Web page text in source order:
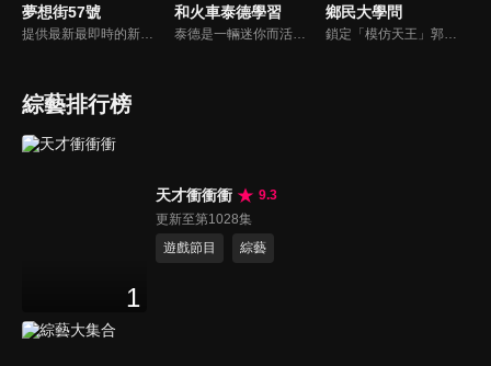
夢想街57號
提供最新最即時的新車資訊、邀請汽車達人分享試車報告，同時幫觀眾做最仔細的車款集評。還有專家分享最實用、最省錢的愛車維修撇步，甚至將難得一見的限量車、改裝車直接搬到棚內，將更專業、更豐富、更多元化的內容呈現給觀眾。
和火車泰德學習
泰德是一輛迷你而活潑的火車。 它總是在嘗試新的冒險，並盡可能通過他玩的遊戲學到東西。 在他的冒險中，泰德學習了形狀、顏色和數位。 小朋友們快來和泰德一起快樂地學習吧！
鄉民大學問
鎖定「模仿天王」郭子乾，還有高顏值學霸大學生辛辣提問唷！全新優質節目都在NOWnews《鄉民大學問》！
綜藝排行榜
1
天才衝衝衝
9.3
更新至第1028集
遊戲節目
綜藝